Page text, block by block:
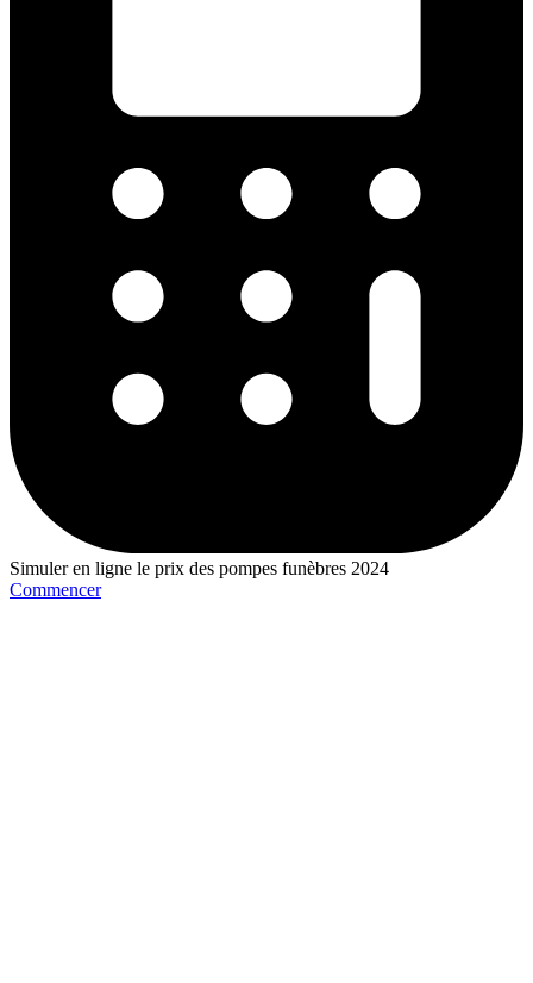
Simuler en ligne le prix des pompes funèbres 2024
Commencer